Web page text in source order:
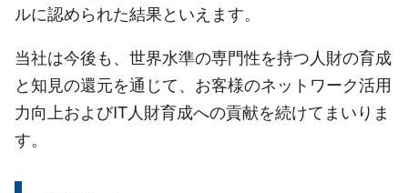
ルに認められた結果といえます。
当社は今後も、世界水準の専門性を持つ人財の育成
と知見の還元を通じて、お客様のネットワーク活用
力向上およびIT人財育成への貢献を続けてまいりま
す。